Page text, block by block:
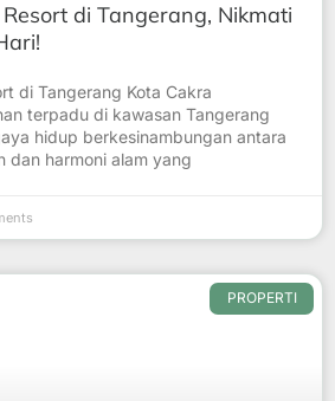
di Tangerang, Nikmati
di Tangerang Kota Cakra
terpadu di kawasan Tangerang
hidup berkesinambungan antara
dan harmoni alam yang
PROPERTI